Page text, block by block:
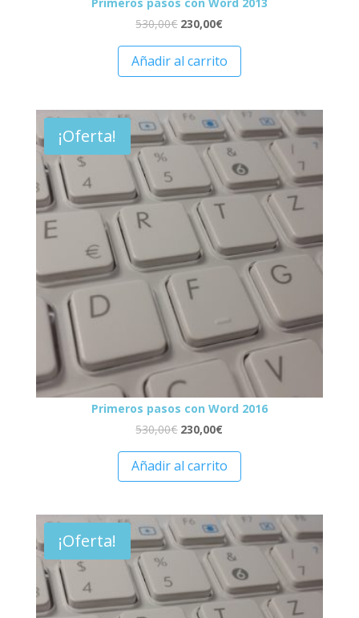
Primeros pasos con Word 2013
530,00€ 230,00€
Añadir al carrito
¡Oferta!
Primeros pasos con Word 2016
530,00€ 230,00€
Añadir al carrito
¡Oferta!